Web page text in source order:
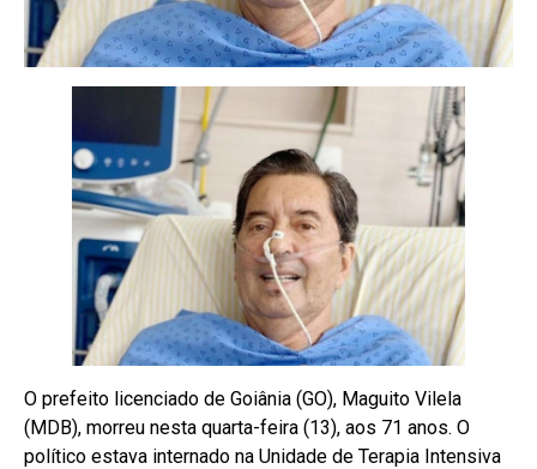
O prefeito licenciado de Goiânia (GO), Maguito Vilela
(MDB), morreu nesta quarta-feira (13), aos 71 anos. O
político estava internado na Unidade de Terapia Intensiva